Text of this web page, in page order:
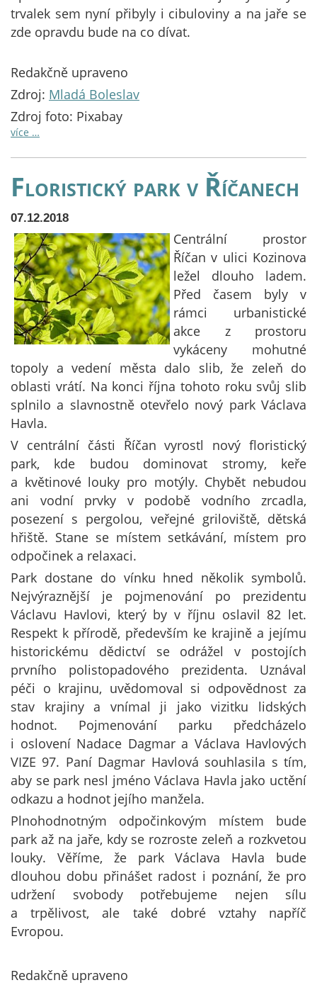
trvalek sem nyní přibyly i cibuloviny a na jaře se
zde opravdu bude na co dívat.
Redakčně upraveno
Zdroj: Mladá Boleslav
Zdroj foto: Pixabay
více …
Floristický park v Říčanech
07.12.2018
Centrální prostor
Říčan v ulici Kozinova
ležel dlouho ladem.
Před časem byly v
rámci urbanistické
akce z prostoru
vykáceny mohutné
topoly a vedení města dalo slib, že zeleň do
oblasti vrátí. Na konci října tohoto roku svůj slib
splnilo a slavnostně otevřelo nový park Václava
Havla.
V centrální části Říčan vyrostl nový floristický
park, kde budou dominovat stromy, keře
a květinové louky pro motýly. Chybět nebudou
ani vodní prvky v podobě vodního zrcadla,
posezení s pergolou, veřejné griloviště, dětská
hřiště. Stane se místem setkávání, místem pro
odpočinek a relaxaci.
Park dostane do vínku hned několik symbolů.
Nejvýraznější je pojmenování po prezidentu
Václavu Havlovi, který by v říjnu oslavil 82 let.
Respekt k přírodě, především ke krajině a jejímu
historickému dědictví se odrážel v postojích
prvního polistopadového prezidenta. Uznával
péči o krajinu, uvědomoval si odpovědnost za
stav krajiny a vnímal ji jako vizitku lidských
hodnot. Pojmenování parku předcházelo
i oslovení Nadace Dagmar a Václava Havlových
VIZE 97. Paní Dagmar Havlová souhlasila s tím,
aby se park nesl jméno Václava Havla jako uctění
odkazu a hodnot jejího manžela.
Plnohodnotným odpočinkovým místem bude
park až na jaře, kdy se rozroste zeleň a rozkvetou
louky. Věříme, že park Václava Havla bude
dlouhou dobu přinášet radost i poznání, že pro
udržení svobody potřebujeme nejen sílu
a trpělivost, ale také dobré vztahy napříč
Evropou.
Redakčně upraveno